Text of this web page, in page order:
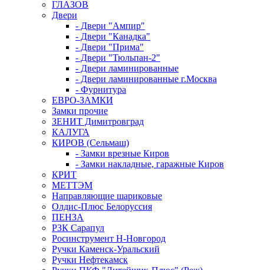
ГЛАЗОВ
Двери
- Двери "Ампир"
- Двери "Канадка"
- Двери "Прима"
- Двери "Тюльпан-2"
- Двери ламинированные
- Двери ламинированные г.Москва
- Фурнитура
ЕВРО-ЗАМКИ
Замки прочие
ЗЕНИТ Димитровград
КАЛУГА
КИРОВ (Сельмаш)
- Замки врезные Киров
- Замки накладные, гаражные Киров
КРИТ
МЕТТЭМ
Направляющие шариковые
Олдис-Плюс Белоруссия
ПЕНЗА
РЗК Сарапул
Росинструмент Н-Новгород
Ручки Каменск-Уральский
Ручки Нефтекамск